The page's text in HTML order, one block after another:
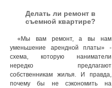
Делать ли ремонт в
съемной квартире?
«Мы вам ремонт, а вы нам
уменьшение арендной платы» -
схема, которую наниматели
нередко предлагают
собственникам жилья. И правда,
почему бы не сэкономить на